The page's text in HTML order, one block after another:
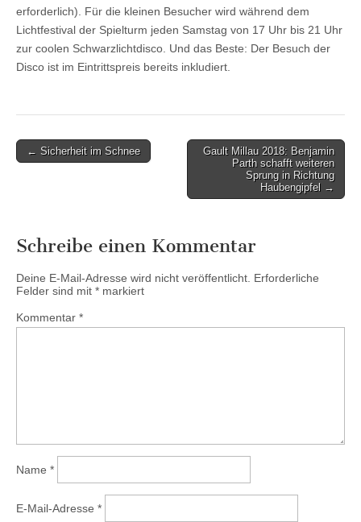
erforderlich). Für die kleinen Besucher wird während dem
Lichtfestival der Spielturm jeden Samstag von 17 Uhr bis 21 Uhr
zur coolen Schwarzlichtdisco. Und das Beste: Der Besuch der
Disco ist im Eintrittspreis bereits inkludiert.
Post← Sicherheit im Schnee
Gault Millau 2018: Benjamin
Parth schafft weiteren
Sprung in Richtung
Haubengipfel →
Schreibe einen Kommentar
Deine E-Mail-Adresse wird nicht veröffentlicht. Erforderliche
Felder sind mit * markiert
Kommentar *
Name *
E-Mail-Adresse *